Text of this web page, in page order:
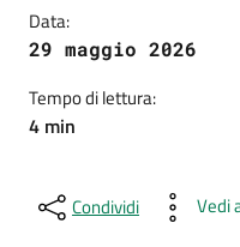
Data:
29 maggio 2026
Tempo di lettura:
4 min
Condividi Vedi